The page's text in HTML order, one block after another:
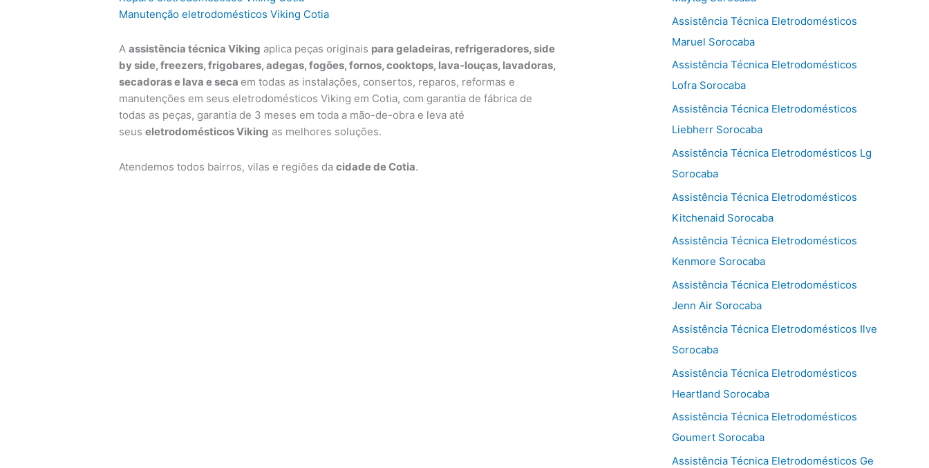
Manutenção eletrodomésticos Viking Cotia
Aassistência técnica Viking aplica peças originais para geladeiras, refrigeradores, side
by side, freezers, frigobares, adegas, fogões, fornos, cooktops, lava-louças, lavadoras,
secadoras e lava e seca em todas as instalações, consertos, reparos, reformas e
manutenções em seus eletrodomésticos Viking em Cotia, com garantia de fábrica de
todas as peças, garantia de 3 meses em toda a mão-de-obra e leva até
seuseletrodomésticos Viking as melhores soluções.
Atendemos todos bairros, vilas e regiões dacidade de Cotia.
Assistência Técnica Eletrodomésticos
Maruel Sorocaba
Assistência Técnica Eletrodomésticos
Lofra Sorocaba
Assistência Técnica Eletrodomésticos
Liebherr Sorocaba
Assistência Técnica Eletrodomésticos Lg
Sorocaba
Assistência Técnica Eletrodomésticos
Kitchenaid Sorocaba
Assistência Técnica Eletrodomésticos
Kenmore Sorocaba
Assistência Técnica Eletrodomésticos
Jenn Air Sorocaba
Assistência Técnica Eletrodomésticos Ilve
Sorocaba
Assistência Técnica Eletrodomésticos
Heartland Sorocaba
Assistência Técnica Eletrodomésticos
Goumert Sorocaba
Assistência Técnica Eletrodomésticos Ge